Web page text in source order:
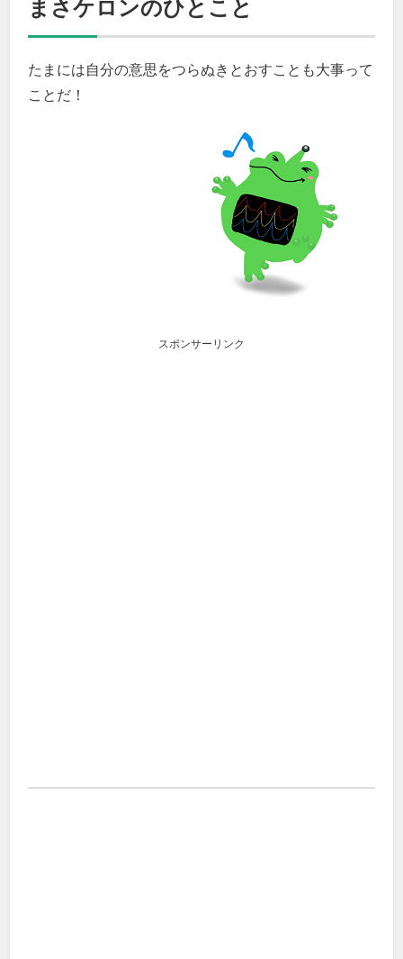
まさケロンのひとこと
たまには自分の意思をつらぬきとおすことも大事って
ことだ！
スポンサーリンク